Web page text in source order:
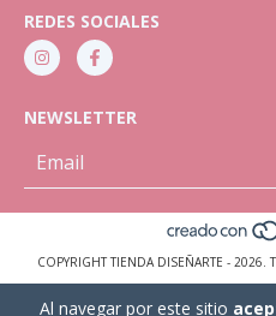
Al navegar por este sitio
REDES SOCIALES
NEWSLETTER
COPYRIGHT TIENDA DISEÑARTE - 2026.